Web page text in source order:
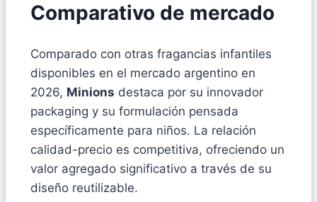
Comparativo de mercado
Comparado con otras fragancias infantiles
disponibles en el mercado argentino en
2026, Minions destaca por su innovador
packaging y su formulación pensada
específicamente para niños. La relación
calidad-precio es competitiva, ofreciendo un
valor agregado significativo a través de su
diseño reutilizable.